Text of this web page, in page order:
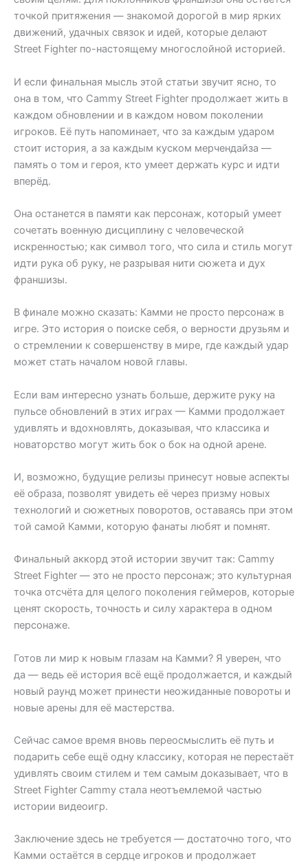
точкой притяжения — знакомой дорогой в мир ярких
движений, удачных связок и идей, которые делают
Street Fighter по-настоящему многослойной историей.
И если финальная мысль этой статьи звучит ясно, то
она в том, что Cammy Street Fighter продолжает жить в
каждом обновлении и в каждом новом поколении
игроков. Её путь напоминает, что за каждым ударом
стоит история, а за каждым куском мерчендайза —
память о том и героя, кто умеет держать курс и идти
вперёд.
Она останется в памяти как персонаж, который умеет
сочетать военную дисциплину с человеческой
искренностью; как символ того, что сила и стиль могут
идти рука об руку, не разрывая нити сюжета и дух
франшизы.
В финале можно сказать: Камми не просто персонаж в
игре. Это история о поиске себя, о верности друзьям и
о стремлении к совершенству в мире, где каждый удар
может стать началом новой главы.
Если вам интересно узнать больше, держите руку на
пульсе обновлений в этих играх — Камми продолжает
удивлять и вдохновлять, доказывая, что классика и
новаторство могут жить бок о бок на одной арене.
И, возможно, будущие релизы принесут новые аспекты
её образа, позволят увидеть её через призму новых
технологий и сюжетных поворотов, оставаясь при этом
той самой Камми, которую фанаты любят и помнят.
Финальный аккорд этой истории звучит так: Cammy
Street Fighter — это не просто персонаж; это культурная
точка отсчёта для целого поколения геймеров, которые
ценят скорость, точность и силу характера в одном
персонаже.
Готов ли мир к новым глазам на Камми? Я уверен, что
да — ведь её история всё ещё продолжается, и каждый
новый раунд может принести неожиданные повороты и
новые арены для её мастерства.
Сейчас самое время вновь переосмыслить её путь и
подарить себе ещё одну классику, которая не перестаёт
удивлять своим стилем и тем самым доказывает, что в
Street Fighter Cammy стала неотъемлемой частью
истории видеоигр.
Заключение здесь не требуется — достаточно того, что
Камми остаётся в сердце игроков и продолжает